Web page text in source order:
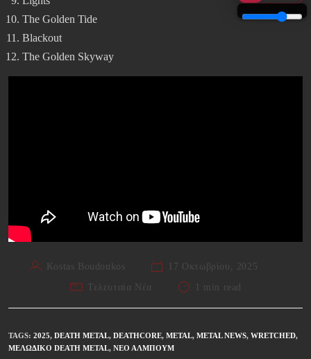
The Golden Tide
Blackout
The Golden Skyway
Kostas Boudoukos
17 Οκτωβρίου, 2025
Τελευταία Νέα
1 min read
TAGS: 2025, DEATH METAL, DEATHCORE, METAL, METAL NEWS, WRETCHED,
ΜΕΛΩΔΙΚΌ DEATH METAL, ΝΈΟ ΆΛΜΠΟΥΜ